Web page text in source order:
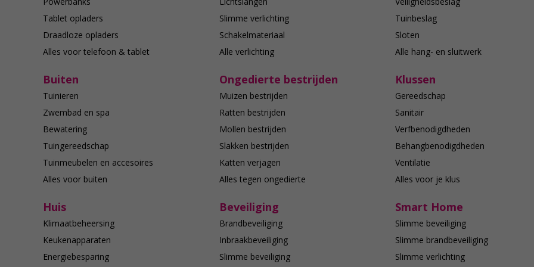
Tablet opladers
Draadloze opladers
Alles voor telefoon & tablet
Slimme verlichting
Schakelmateriaal
Alle verlichting
Tuinbeslag
Sloten
Alle hang- en sluitwerk
Buiten
Tuinieren
Zwembad en spa
Bewatering
Tuingereedschap
Tuinmeubelen en accesoires
Alles voor buiten
Ongedierte bestrijden
Muizen bestrijden
Ratten bestrijden
Mollen bestrijden
Slakken bestrijden
Katten verjagen
Alles tegen ongedierte
Klussen
Gereedschap
Sanitair
Verfbenodigdheden
Behangbenodigdheden
Ventilatie
Alles voor je klus
Huis
Klimaatbeheersing
Keukenapparaten
Energiebesparing
Beveiliging
Brandbeveiliging
Inbraakbeveiliging
Slimme beveiliging
Smart Home
Slimme beveiliging
Slimme brandbeveiliging
Slimme verlichting